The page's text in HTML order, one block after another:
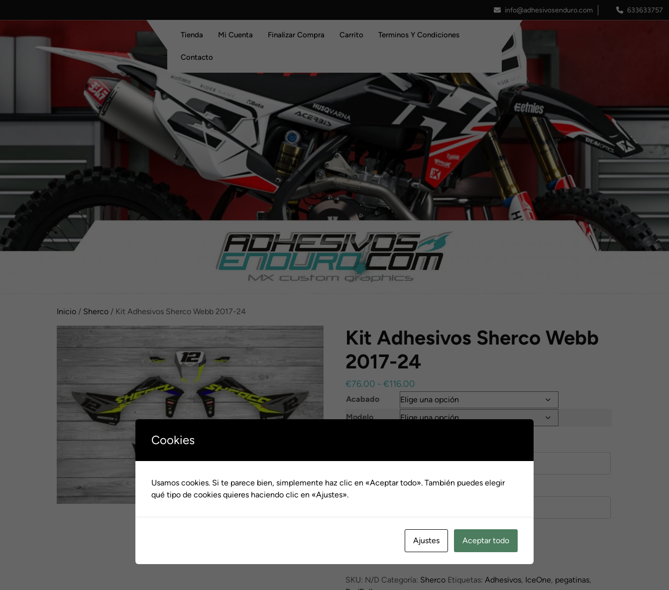
info@adhesivosenduro.com 633633757
Tienda Mi Cuenta Finalizar Compra Carrito Terminos Y Condiciones
Contacto
Inicio / Sherco / Kit Adhesivos Sherco Webb 2017-24
Kit Adhesivos Sherco Webb
2017-24
€76.00 - €116.00
de
precios:
€116.00
Acabado
Modelo
Dorsal
2017-
Añadir al carrito
SKU: N/D Categoría: Sherco Etiquetas:Adhesivos, IceOne, pegatinas,
Cookies
Usamos cookies. Si te parece bien, simplemente haz clic en «Aceptar todo». También puedes elegir
qué tipo de cookies quieres haciendo clic en «Ajustes».
Ajustes Aceptar todo